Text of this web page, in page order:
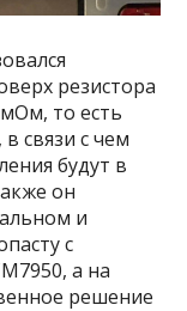
резистора
то есть
связи с чем
будут в
он
и
с
а на
решение